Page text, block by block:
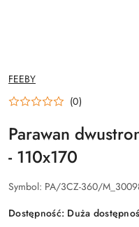
NAZWA
PRODUCENTA:
FEEBY
(0)
Parawan
- 110x170
Symbol: PA/3CZ-360/
Dostępność: Duża